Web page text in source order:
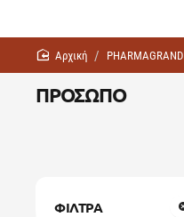
ΠΡΟΣΩΠΟ
homePHARMAGRAND
ΦΙΛΤΡΑ